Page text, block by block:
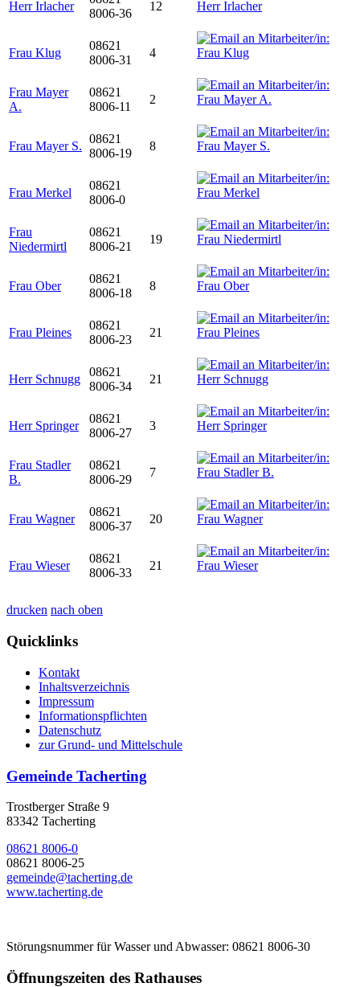
Herr Irlacher
8006-36
12
Frau Klug
08621
8006-31
4
Frau Mayer
A.
08621
8006-11
2
Frau Mayer S.
08621
8006-19
8
Frau Merkel
08621
8006-0
Frau
Niedermirtl
08621
8006-21
19
Frau Ober
08621
8006-18
8
Frau Pleines
08621
8006-23
21
Herr Schnugg
08621
8006-34
21
Herr Springer
08621
8006-27
3
Frau Stadler
B.
08621
8006-29
7
Frau Wagner
08621
8006-37
20
Frau Wieser
08621
8006-33
21
drucken nach oben
Quicklinks
Kontakt
Inhaltsverzeichnis
Impressum
Informationspflichten
Datenschutz
zur Grund- und Mittelschule
Gemeinde Tacherting
Trostberger Straße 9
83342 Tacherting
08621 8006-0
08621 8006-25
gemeinde@tacherting.de
www.tacherting.de
Störungsnummer für Wasser und Abwasser: 08621 8006-30
Öffnungszeiten des Rathauses